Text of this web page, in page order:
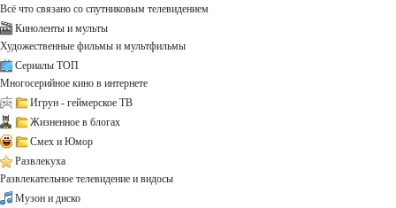
Всё что связано со спутниковым телевидением
Киноленты и мульты
Художественные фильмы и мультфильмы
Сериалы ТОП
Многосерийное кино в интернете
Игрун - геймерское ТВ
Жизненное в блогах
Смех и Юмор
Развлекуха
Развлекательное телевидение и видосы
Музон и диско